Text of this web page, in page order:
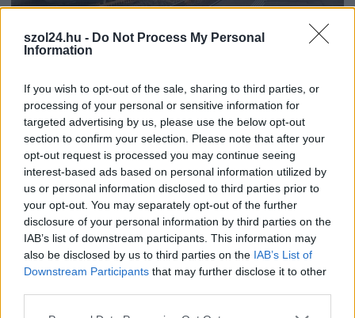
szol24.hu - Do Not Process My Personal
Information
If you wish to opt-out of the sale, sharing to third parties, or
processing of your personal or sensitive information for
targeted advertising by us, please use the below opt-out
section to confirm your selection. Please note that after your
opt-out request is processed you may continue seeing
interest-based ads based on personal information utilized by
us or personal information disclosed to third parties prior to
your opt-out. You may separately opt-out of the further
disclosure of your personal information by third parties on the
IAB’s list of downstream participants. This information may
also be disclosed by us to third parties on the IAB’s List of
Downstream Participants that may further disclose it to other
2026.08.07.
vasútvonalon, alapos késések alakultak ki a
menetrendhez képest, kimaradás is előfordult
Napok óta tart a rendkívüli kánikula, a biztosítóberendezés
pedig újra megadta magát a ceglédi vonalon, így...
JNSZ megyei hírek